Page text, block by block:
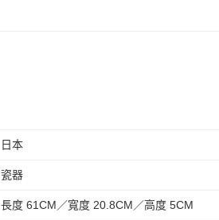
日本
瓷器
長度 61CM／寬度 20.8CM／高度 5CM